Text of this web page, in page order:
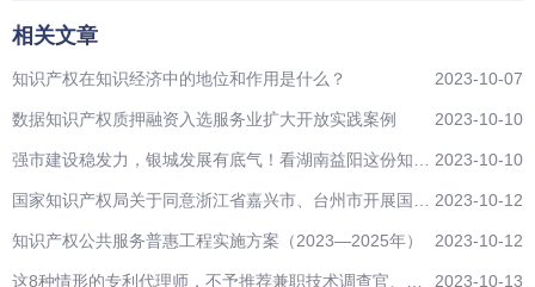
相关文章
2023-10-07
知识产权在知识经济中的地位和作用是什么？
2023-10-10
数据知识产权质押融资入选服务业扩大开放实践案例
2023-10-10
强市建设稳发力，银城发展有底气！看湖南益阳这份知识
2023-10-12
国家知识产权局关于同意浙江省嘉兴市、台州市开展国家
2023-10-12
知识产权公共服务普惠工程实施方案（2023—2025年）
2023-10-13
这8种情形的专利代理师，不予推荐兼职技术调查官、技